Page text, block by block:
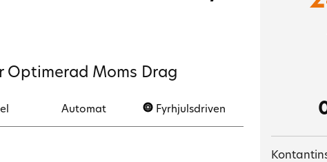
Optimerad Moms Drag
Automat Fyrhjulsdriven